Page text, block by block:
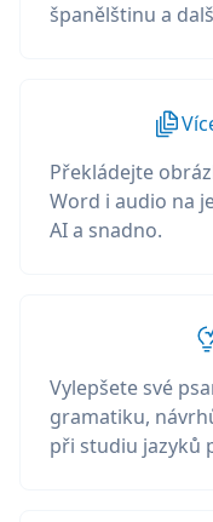
španělštinu a
Překládejte
Word i audio na
AI a snadno.
Vylepšete své
gramatiku,
při studiu jazyků